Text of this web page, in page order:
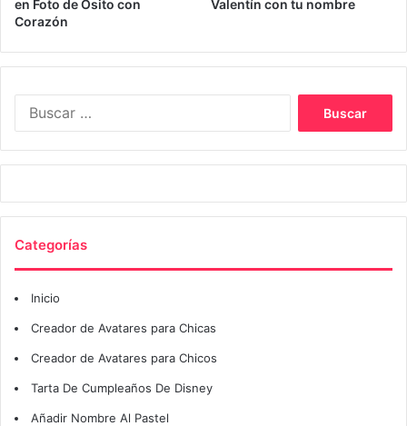
en Foto de Osito con
Corazón
Valentín con tu nombre
Categorías
Inicio
Creador de Avatares para Chicas
Creador de Avatares para Chicos
Tarta De Cumpleaños De Disney
Añadir Nombre Al Pastel